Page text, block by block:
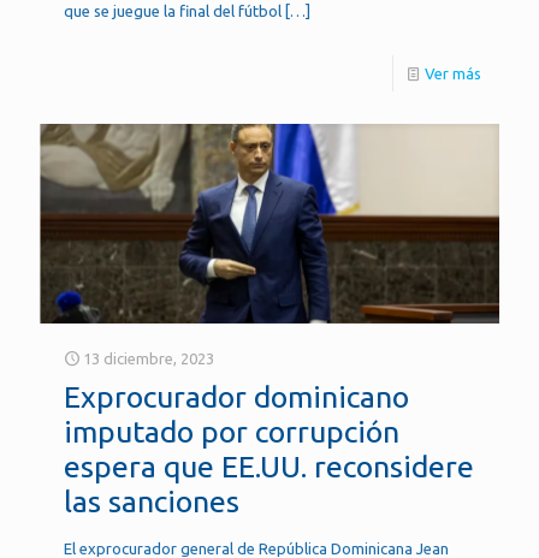
que se juegue la final del fútbol […]
Ver más
13 diciembre, 2023
Exprocurador dominicano
imputado por corrupción
espera que EE.UU. reconsidere
las sanciones
El exprocurador general de República Dominicana Jean